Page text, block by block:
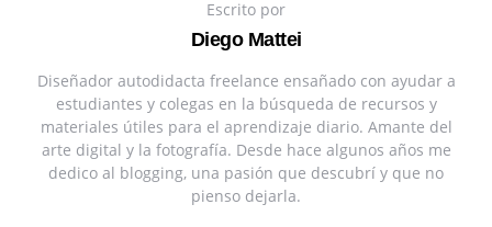
Escrito por
Diego Mattei
Diseñador autodidacta freelance ensañado con ayudar a
estudiantes y colegas en la búsqueda de recursos y
materiales útiles para el aprendizaje diario. Amante del
arte digital y la fotografía. Desde hace algunos años me
dedico al blogging, una pasión que descubrí y que no
pienso dejarla.